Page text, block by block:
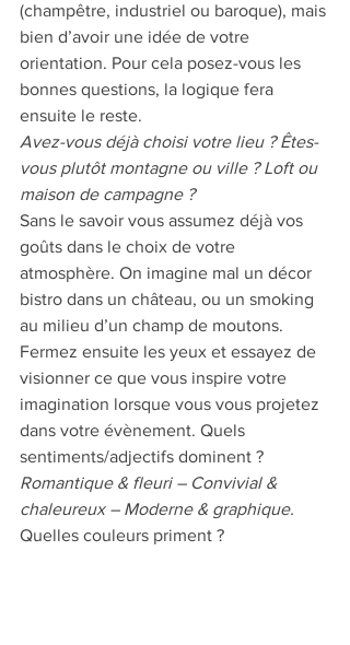
(champêtre, industriel ou baroque), mais
bien d’avoir une idée de votre
orientation. Pour cela posez-vous les
bonnes questions, la logique fera
ensuite le reste.
Avez-vous déjà choisi votre lieu ? Êtes-
vous plutôt montagne ou ville ? Loft ou
maison de campagne ?
Sans le savoir vous assumez déjà vos
goûts dans le choix de votre
atmosphère. On imagine mal un décor
bistro dans un château, ou un smoking
au milieu d’un champ de moutons.
Fermez ensuite les yeux et essayez de
visionner ce que vous inspire votre
imagination lorsque vous vous projetez
dans votre évènement. Quels
sentiments/adjectifs dominent ?
Romantique & fleuri – Convivial &
chaleureux – Moderne & graphique.
Quelles couleurs priment ?